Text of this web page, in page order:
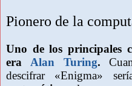
Pionero de la
Uno de los principales
era
Alan Turing.
descifrar «Enigma»